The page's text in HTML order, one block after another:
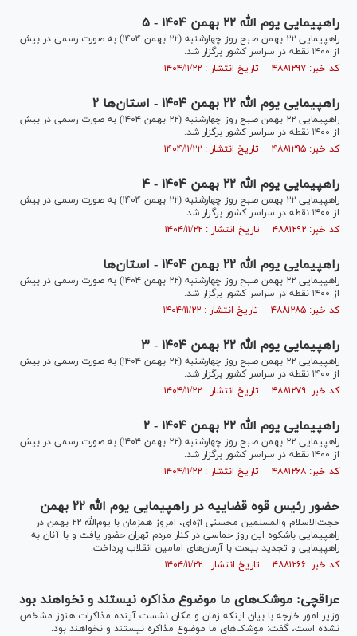
راهپیمایی یوم الله ۲۲ بهمن ۱۴۰۴ - ۵
راهپیمایی ۲۲ بهمن صبح روز چهارشنبه (۲۲ بهمن ۱۴۰۴) به صورت رسمی در بیش
از ۱۴۰۰ نقطه در سراسر کشور برگزار شد.
کد خبر: ۴۸۸۱۲۹۷ تاریخ انتشار : ۱۴۰۴/۱۱/۲۲
راهپیمایی یوم الله ۲۲ بهمن ۱۴۰۴ - استان‌ها ۲
راهپیمایی ۲۲ بهمن صبح روز چهارشنبه (۲۲ بهمن ۱۴۰۴) به صورت رسمی در بیش
از ۱۴۰۰ نقطه در سراسر کشور برگزار شد.
کد خبر: ۴۸۸۱۲۹۵ تاریخ انتشار : ۱۴۰۴/۱۱/۲۲
راهپیمایی یوم الله ۲۲ بهمن ۱۴۰۴ - ۴
راهپیمایی ۲۲ بهمن صبح روز چهارشنبه (۲۲ بهمن ۱۴۰۴) به صورت رسمی در بیش
از ۱۴۰۰ نقطه در سراسر کشور برگزار شد.
کد خبر: ۴۸۸۱۲۹۲ تاریخ انتشار : ۱۴۰۴/۱۱/۲۲
راهپیمایی یوم الله ۲۲ بهمن ۱۴۰۴ - استان‌ها
راهپیمایی ۲۲ بهمن صبح روز چهارشنبه (۲۲ بهمن ۱۴۰۴) به صورت رسمی در بیش
از ۱۴۰۰ نقطه در سراسر کشور برگزار شد.
کد خبر: ۴۸۸۱۲۸۵ تاریخ انتشار : ۱۴۰۴/۱۱/۲۲
راهپیمایی یوم الله ۲۲ بهمن ۱۴۰۴ - ۳
راهپیمایی ۲۲ بهمن صبح روز چهارشنبه (۲۲ بهمن ۱۴۰۴) به صورت رسمی در بیش
از ۱۴۰۰ نقطه در سراسر کشور برگزار شد.
کد خبر: ۴۸۸۱۲۷۹ تاریخ انتشار : ۱۴۰۴/۱۱/۲۲
راهپیمایی یوم الله ۲۲ بهمن ۱۴۰۴ - ۲
راهپیمایی ۲۲ بهمن صبح روز چهارشنبه (۲۲ بهمن ۱۴۰۴) به صورت رسمی در بیش
از ۱۴۰۰ نقطه در سراسر کشور برگزار شد.
کد خبر: ۴۸۸۱۲۶۸ تاریخ انتشار : ۱۴۰۴/۱۱/۲۲
حضور رئیس قوه قضاییه در راهپیمایی یوم الله ۲۲ بهمن
حجت‌الاسلام والمسلمین محسنی اژه‌ای، امروز همزمان با یوم‌الله ۲۲ بهمن در
راهپیمایی باشکوه این روز حماسی در کنار مردم تهران حضور یافت و با آنان به
راهپیمایی و تجدید بیعت با آرمان‌های امامین انقلاب پرداخت.
کد خبر: ۴۸۸۱۲۶۶ تاریخ انتشار : ۱۴۰۴/۱۱/۲۲
عراقچی: موشک‌های ما موضوع مذاکره نیستند و نخواهند بود
وزیر امور خارجه با بیان اینکه زمان و مکان نشست آینده مذاکرات هنوز مشخص
نشده است، گفت: موشک‌های ما موضوع مذاکره نیستند و نخواهند بود.